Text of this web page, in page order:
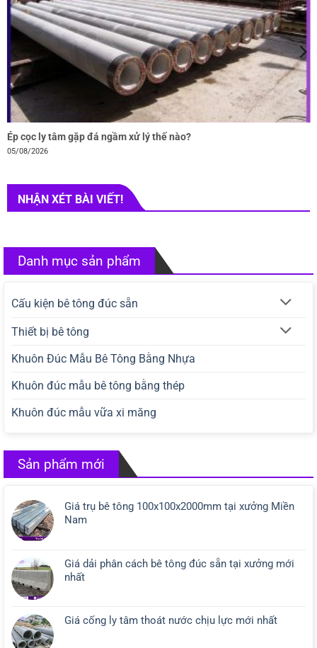
Ép cọc ly tâm gặp đá ngầm xử lý thế nào?
05/08/2026
NHẬN XÉT BÀI VIẾT!
Danh mục sản phẩm
Cấu kiện bê tông đúc sẵn
Thiết bị bê tông
Khuôn Đúc Mẫu Bê Tông Bằng Nhựa
Khuôn đúc mẫu bê tông bằng thép
Khuôn đúc mẫu vữa xi măng
Sản phẩm mới
Giá trụ bê tông 100x100x2000mm tại xưởng Miền
Nam
Giá dải phân cách bê tông đúc sẵn tại xưởng mới
nhất
Giá cống ly tâm thoát nước chịu lực mới nhất